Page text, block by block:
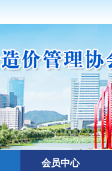
会员中心